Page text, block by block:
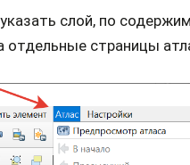
слой, по
отдельные страницы